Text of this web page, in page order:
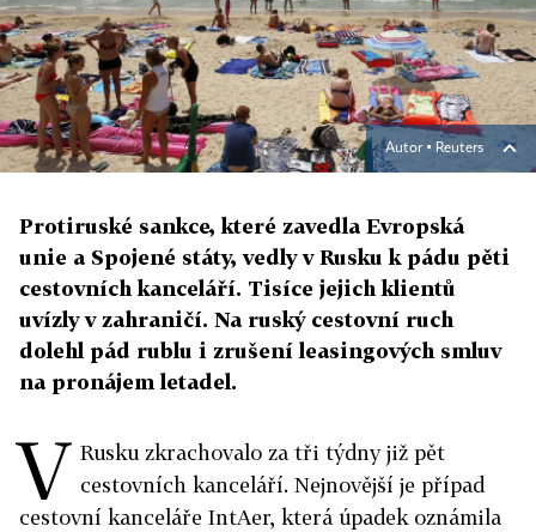
Autor ▪ Reuters
Protiruské sankce, které zavedla Evropská
unie a Spojené státy, vedly v Rusku k pádu pěti
cestovních kanceláří. Tisíce jejich klientů
uvízly v zahraničí. Na ruský cestovní ruch
dolehl pád rublu i zrušení leasingových smluv
na pronájem letadel.
V Rusku zkrachovalo za tři týdny již pět
cestovních kanceláří. Nejnovější je případ
cestovní kanceláře IntAer, která úpadek oznámila